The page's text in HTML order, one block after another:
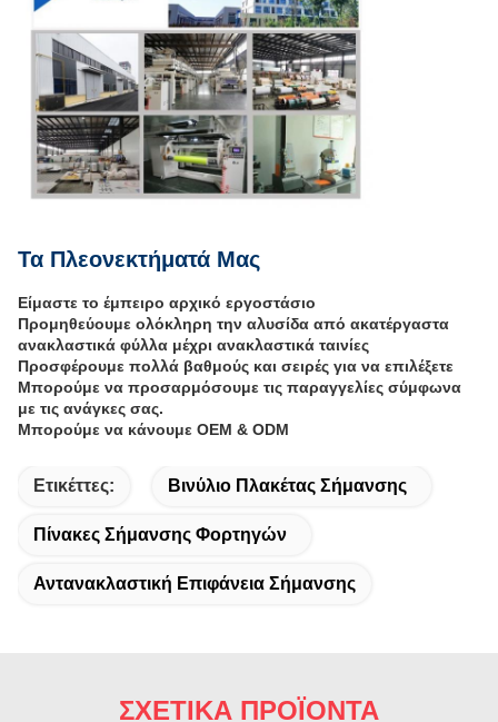
Τα Πλεονεκτήματά Μας
Είμαστε το έμπειρο αρχικό εργοστάσιο
Προμηθεύουμε ολόκληρη την αλυσίδα από ακατέργαστα
ανακλαστικά φύλλα μέχρι ανακλαστικά ταινίες
Προσφέρουμε πολλά βαθμούς και σειρές για να επιλέξετε
Μπορούμε να προσαρμόσουμε τις παραγγελίες σύμφωνα
με τις ανάγκες σας.
Μπορούμε να κάνουμε OEM & ODM
Ετικέττες: Βινύλιο Πλακέτας Σήμανσης
Πίνακες Σήμανσης Φορτηγών
Αντανακλαστική Επιφάνεια Σήμανσης
ΣΧΕΤΙΚΑ ΠΡΟΪΟΝΤΑ